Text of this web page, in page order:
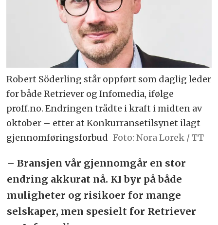
Robert Söderling står oppført som daglig leder
for både Retriever og Infomedia, ifølge
proff.no. Endringen trådte i kraft i midten av
oktober – etter at Konkurransetilsynet ilagt
gjennomføringsforbud Foto: Nora Lorek / TT
– Bransjen vår gjennomgår en stor
endring akkurat nå. KI byr på både
muligheter og risikoer for mange
selskaper, men spesielt for Retriever